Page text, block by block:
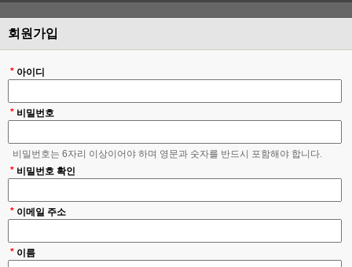
회원가입
아이디
*
비밀번호
*
비밀번호는 6자리 이상이어야 하며 영문과 숫자를 반드시 포함해야 합니다.
비밀번호 확인
*
* 이메일 주소
* 이름